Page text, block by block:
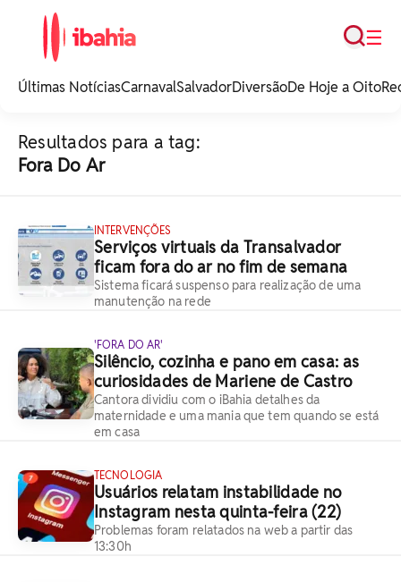
noticias e
☰
Busca
Últimas NotíciasCarnavalSalvadorDiversãoDe Hoje a Oito
Resultados para a tag:
Fora Do Ar
INTERVENÇÕES
Serviços virtuais da Transalvador
ficam fora do ar no fim de semana
Sistema ficará suspenso para realização de uma
manutenção na rede
'FORA DO AR'
Silêncio, cozinha e pano em casa: as
curiosidades de Mariene de Castro
Cantora dividiu com o iBahia detalhes da
maternidade e uma mania que tem quando se está
em casa
TECNOLOGIA
Usuários relatam instabilidade no
Instagram nesta quinta-feira (22)
Problemas foram relatados na web a partir das
13:30h